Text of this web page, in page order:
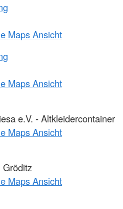
Maps Ansicht
Maps Ansicht
e.V. - Altkleidercontainer
Maps Ansicht
Gröditz
Maps Ansicht